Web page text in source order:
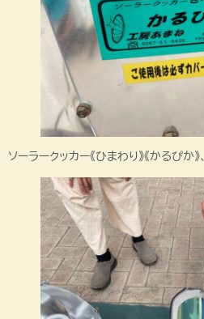
ソーラークッカー《ひまわり》《かるぴか》、